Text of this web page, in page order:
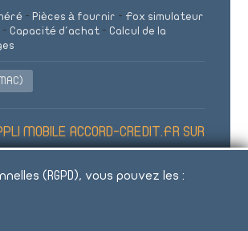
(RGPD), vous pouvez les :
- Pièces à fournir - Fox simulateur
- Capacité d'achat - Calcul de la
MOBILE ACCORD-CREDIT.FR SUR